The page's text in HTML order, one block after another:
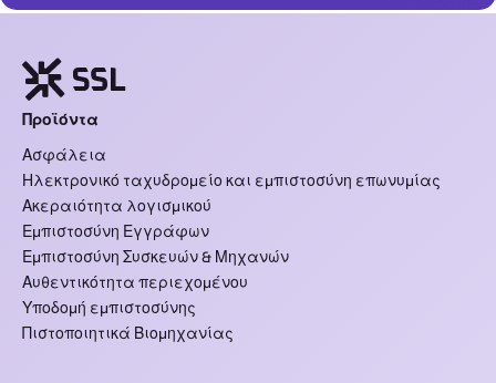
Προϊόντα
Ασφάλεια
Ηλεκτρονικό ταχυδρομείο και εμπιστοσύνη επωνυμίας
Ακεραιότητα λογισμικού
Εμπιστοσύνη Εγγράφων
Εμπιστοσύνη Συσκευών & Μηχανών
Αυθεντικότητα περιεχομένου
Υποδομή εμπιστοσύνης
Πιστοποιητικά Βιομηχανίας